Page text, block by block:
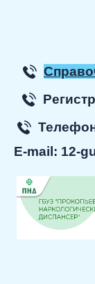
E-mail: 12-